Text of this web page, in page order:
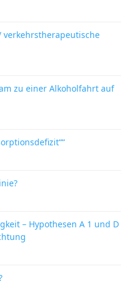
verkehrstherapeutische
zu einer Alkoholfahrt auf
– Hypothesen A 1 und D